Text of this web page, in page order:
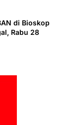
di Bioskop
Rabu 28